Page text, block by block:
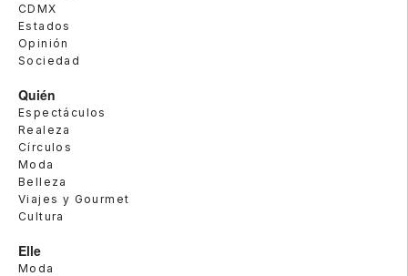
CDMX
Estados
Opinión
Sociedad
Quién
Espectáculos
Realeza
Círculos
Moda
Belleza
Viajes y Gourmet
Cultura
Elle
Moda